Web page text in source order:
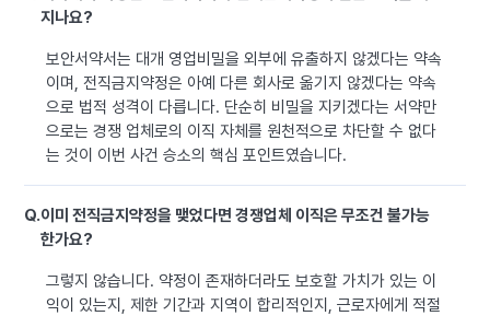
지나요?
보안서약서는 대개 영업비밀을 외부에 유출하지 않겠다는 약속
이며, 전직금지약정은 아예 다른 회사로 옮기지 않겠다는 약속
으로 법적 성격이 다릅니다. 단순히 비밀을 지키겠다는 서약만
으로는 경쟁 업체로의 이직 자체를 원천적으로 차단할 수 없다
는 것이 이번 사건 승소의 핵심 포인트였습니다.
Q.이미 전직금지약정을 맺었다면 경쟁업체 이직은 무조건 불가능
한가요?
그렇지 않습니다. 약정이 존재하더라도 보호할 가치가 있는 이
익이 있는지, 제한 기간과 지역이 합리적인지, 근로자에게 적절